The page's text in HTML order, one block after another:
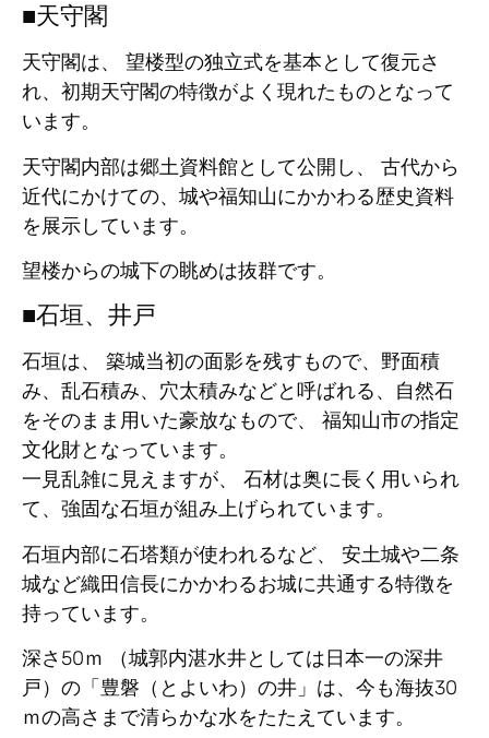
■天守閣
天守閣は、 望楼型の独立式を基本として復元さ
れ、初期天守閣の特徴がよく現れたものとなって
います。
天守閣内部は郷土資料館として公開し、 古代から
近代にかけての、城や福知山にかかわる歴史資料
を展示しています。
望楼からの城下の眺めは抜群です。
■石垣、井戸
石垣は、 築城当初の面影を残すもので、野面積
み、乱石積み、穴太積みなどと呼ばれる、自然石
をそのまま用いた豪放なもので、 福知山市の指定
文化財となっています。
一見乱雑に見えますが、 石材は奥に長く用いられ
て、強固な石垣が組み上げられています。
石垣内部に石塔類が使われるなど、 安土城や二条
城など織田信長にかかわるお城に共通する特徴を
持っています。
深さ50ｍ （城郭内湛水井としては日本一の深井
戸）の「豊磐（とよいわ）の井」は、今も海抜30
ｍの高さまで清らかな水をたたえています。